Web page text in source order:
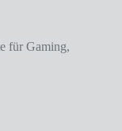
für Gaming,